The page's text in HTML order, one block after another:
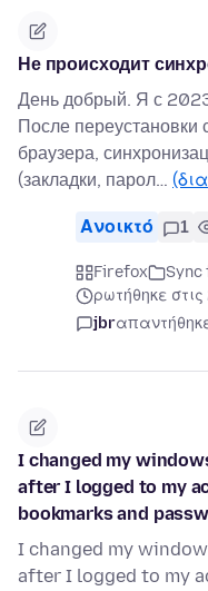
Не происходит
День добрый. Я с
После переустановки
браузера,
(закладки, парол…
Ανοικτό 1
Firefox
ρωτήθηκε
jbr
I changed my
after I logged to my
bookmarks and
I changed my
after I logged to my